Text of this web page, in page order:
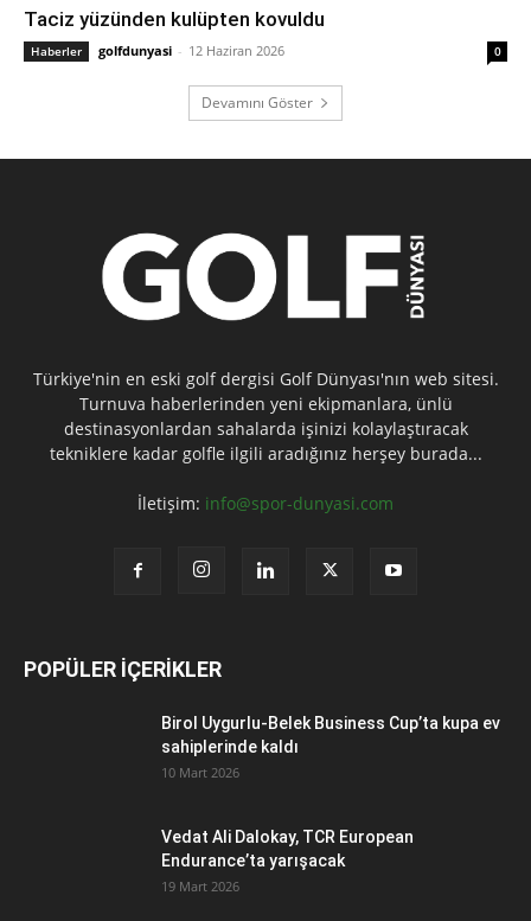
Taciz yüzünden kulüpten kovuldu
Haberler golfdunyasi - 12 Haziran 2026 0
Devamını Göster
Türkiye'nin en eski golf dergisi Golf Dünyası'nın web sitesi.
Turnuva haberlerinden yeni ekipmanlara, ünlü
destinasyonlardan sahalarda işinizi kolaylaştıracak
tekniklere kadar golfle ilgili aradığınız herşey burada...
İletişim: info@spor-dunyasi.com
POPÜLER İÇERİKLER
Birol Uygurlu-Belek Business Cup’ta kupa ev
sahiplerinde kaldı
10 Mart 2026
Vedat Ali Dalokay, TCR European
Endurance’ta yarışacak
19 Mart 2026